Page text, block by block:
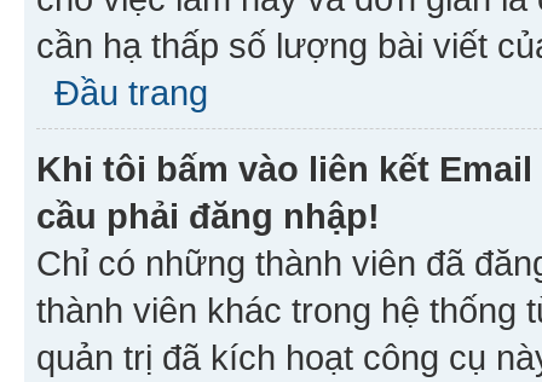
cần hạ thấp số lượng bài viết
Đầu trang
Khi tôi bấm vào liên kết
cầu phải đăng nhập!
Chỉ có những thành viên đã
thành viên khác trong hệ thống
quản trị đã kích hoạt công cụ